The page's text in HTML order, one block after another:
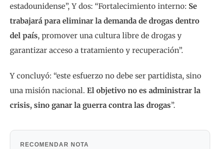
estadounidense”, Y dos: “Fortalecimiento interno: Se
trabajará para eliminar la demanda de drogas dentro
del país, promover una cultura libre de drogas y
garantizar acceso a tratamiento y recuperación”.
Y concluyó: “este esfuerzo no debe ser partidista, sino
una misión nacional. El objetivo no es administrar la
crisis, sino ganar la guerra contra las drogas”.
RECOMENDAR NOTA